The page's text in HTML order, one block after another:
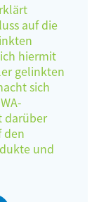
auf die
hiermit
gelinkten
sich
darüber
den
und